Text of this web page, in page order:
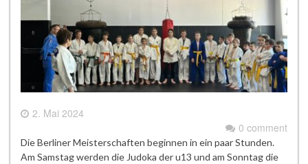
2. Mai 2024
0 comment
Die Berliner Meisterschaften beginnen in ein paar Stunden.
Am Samstag werden die Judoka der u13 und am Sonntag die